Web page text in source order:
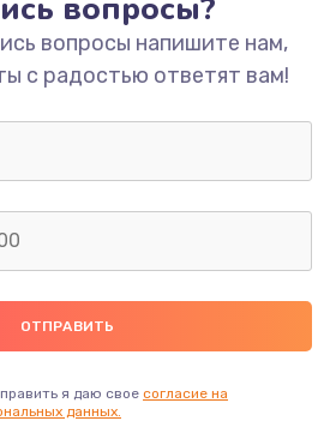
вопросы?
вопросы напишите нам,
с радостью ответят вам!
я даю свое согласие на
данных.